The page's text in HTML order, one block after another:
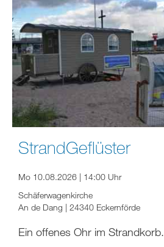
StrandGeflüster
Mo 10.08.2026 | 14:00 Uhr
Schäferwagenkirche
An de Dang | 24340 Eckernförde
Ein offenes Ohr im Strandkorb.